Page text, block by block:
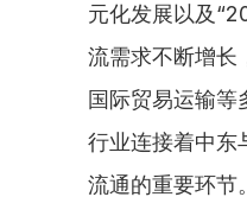
元化发展以及
流需求不断增长
国际贸易运输等
行业连接着中东
流通的重要环节。